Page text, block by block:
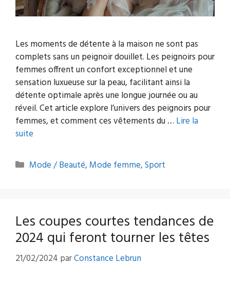
Les moments de détente à la maison ne sont pas
complets sans un peignoir douillet. Les peignoirs pour
femmes offrent un confort exceptionnel et une
sensation luxueuse sur la peau, facilitant ainsi la
détente optimale après une longue journée ou au
réveil. Cet article explore l’univers des peignoirs pour
femmes, et comment ces vêtements du …Lire la
suite
Catégories
Mode / Beauté, Mode femme,Sport
Les coupes courtes tendances de
2024 qui feront tourner les têtes
21/02/2024 parConstance Lebrun